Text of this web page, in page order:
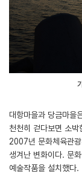
대항마을과 당금마을
천천히 걷다보면 소
2007년 문화체육관광
생겨난 변화이다. 문
예술작품을 설치했다.